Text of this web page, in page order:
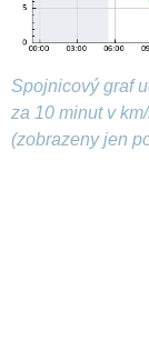
Spojnicový graf
za 10 minut v
(zobrazeny jen